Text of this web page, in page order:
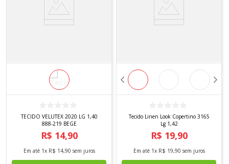
TECIDO VELUTEX 2020 LG 1,40
888-219 BEGE
R$ 14,90
Em até 1x R$ 14,90 sem juros
Tecido Linen Look Copertino 3165
Lg 1,42
R$ 19,90
Em até 1x R$ 19,90 sem juros